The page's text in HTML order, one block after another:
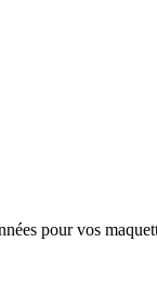
pour vos